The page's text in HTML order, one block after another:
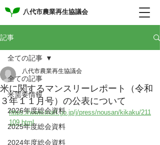
八代市農業再生協議会
記事
全ての記事
米需要情報
2026年度総会資料
2025年度総会資料
2024年度総会資料
全ての記事
米に関するマンスリーレポート（令和
３年１１月号）の公表について
八代市農業再生協議会
https://www.maff.go.jp/j/press/nousan/kikaku/211
109.html